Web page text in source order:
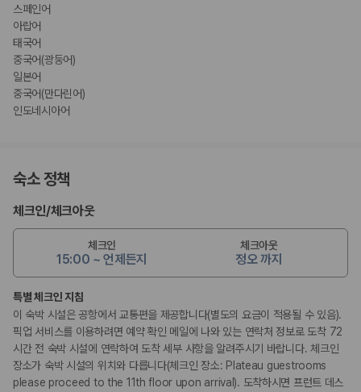
스페인어
아랍어
태국어
중국어(광둥어)
일본어
중국어(만다린어)
인도네시아어
숙소 정책
체크인/체크아웃
체크인
15:00 ~ 언제든지
체크아웃
정오 까지
특별 체크인 지침
이 숙박 시설은 공항에서 교통편을 제공합니다(별도의 요금이 적용될 수 있음).
픽업 서비스를 이용하려면 예약 확인 메일에 나와 있는 연락처 정보로 도착 72
시간 전 숙박 시설에 연락하여 도착 세부 사항을 알려주시기 바랍니다. 체크인
장소가 숙박 시설의 위치와 다릅니다(체크인 장소: Plateau guestrooms
please proceed to the 11th floor upon arrival). 도착하시면 프런트 데스